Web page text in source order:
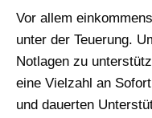
Vor allem
unter der Teuerung.
Notlagen zu
eine Vielzahl an
und dauerten